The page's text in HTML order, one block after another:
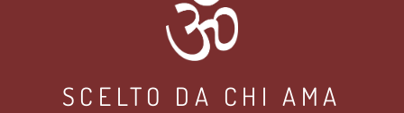
SCELTO DA CHI AMA